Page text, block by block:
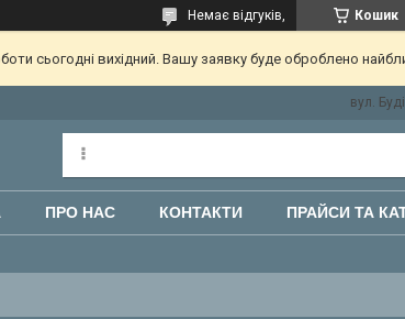
Кошик
Немає відгуків,
сьогодні вихідний. Вашу заявку буде оброблено
вул.
ПРО НАС КОНТАКТИ ПРАЙСИ ТА